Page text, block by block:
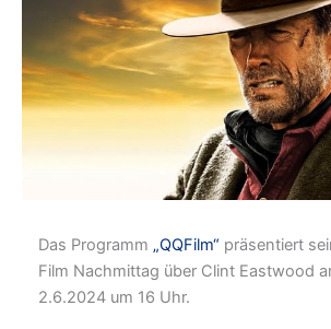
Das Programm „QQFilm“ präsentiert
Film Nachmittag über Clint Eastwood
2.6.2024 um 16 Uhr.